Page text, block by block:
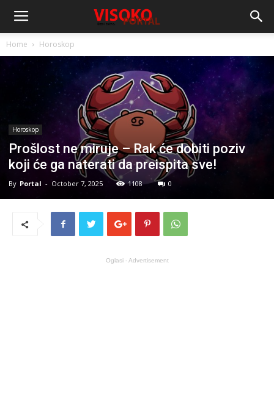
Home Horoskop
Horoskop
Prošlost ne miruje – Rak će dobiti poziv
koji će ga naterati da preispita sve!
By Portal - October 7, 2025 1108 0
Oglasi - Advertisement